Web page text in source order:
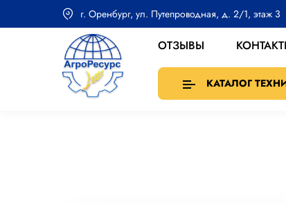
г. Оренбург, ул. Путепроводная, д. 2/1, этаж 3
ОТЗЫВЫ
КАТАЛОГ